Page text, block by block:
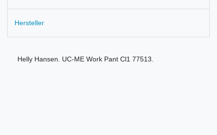
Hersteller
Helly Hansen. UC-ME Work Pant Cl1 77513.